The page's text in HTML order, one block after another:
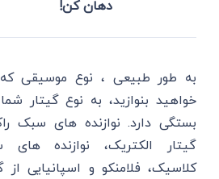
دهان کن!
به طور طبیعی ، نوع موسیقی
خواهید بنوازید، به نوع گیتار
بستگی دارد. نوازنده های سبک
گیتار الکتریک، نوازنده
کلاسیک، فلامنکو و اسپانیایی از